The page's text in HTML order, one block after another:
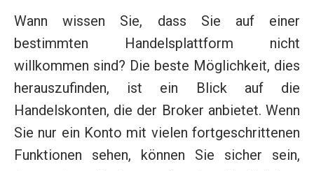
Wann wissen Sie, dass Sie auf einer
bestimmten Handelsplattform nicht
willkommen sind? Die beste Möglichkeit, dies
herauszufinden, ist ein Blick auf die
Handelskonten, die der Broker anbietet. Wenn
Sie nur ein Konto mit vielen fortgeschrittenen
Funktionen sehen, können Sie sicher sein,